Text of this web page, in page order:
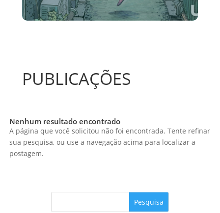
PUBLICAÇÕES
Nenhum resultado encontrado
A página que você solicitou não foi encontrada. Tente refinar
sua pesquisa, ou use a navegação acima para localizar a
postagem.